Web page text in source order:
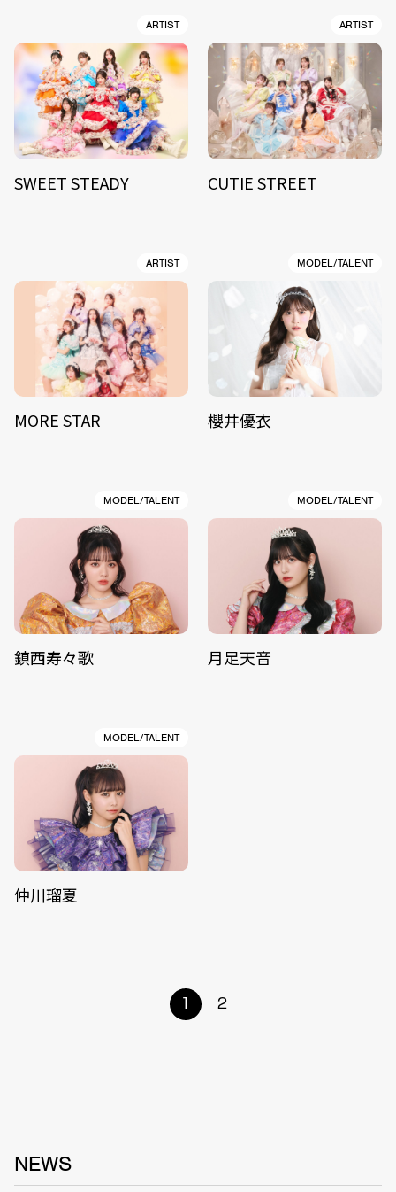
ARTIST
SWEET STEADY
ARTIST
CUTIE STREET
ARTIST
MORE STAR
MODEL/TALENT
櫻井優衣
MODEL/TALENT
鎮西寿々歌
MODEL/TALENT
月足天音
MODEL/TALENT
仲川瑠夏
1 2
NEWS